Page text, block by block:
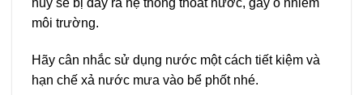
hủy sẽ bị đẩy ra hệ thống thoát nước, gây ô nhiễm
môi trường.
Hãy cân nhắc sử dụng nước một cách tiết kiệm và
hạn chế xả nước mưa vào bể phốt nhé.